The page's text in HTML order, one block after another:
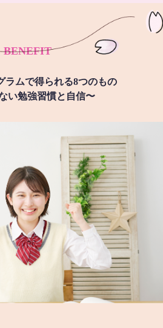
BENEFIT
ラムで得られる8つのもの
い勉強習慣と自信〜